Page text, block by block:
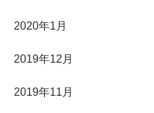
2020年1月
2019年12月
2019年11月